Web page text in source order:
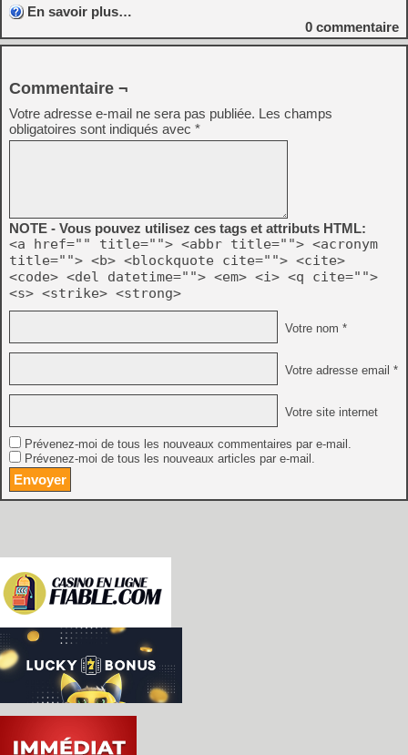
En savoir plus…
0 commentaire
Commentaire ¬
Votre adresse e-mail ne sera pas publiée. Les champs
obligatoires sont indiqués avec *
NOTE - Vous pouvez utilisez ces tags et attributs HTML:
<a href="" title=""> <abbr title=""> <acronym
title=""> <b> <blockquote cite=""> <cite>
<code> <del datetime=""> <em> <i> <q cite="">
<s> <strike> <strong>
Votre nom *
Votre adresse email *
Votre site internet
Prévenez-moi de tous les nouveaux commentaires par e-mail.
Prévenez-moi de tous les nouveaux articles par e-mail.